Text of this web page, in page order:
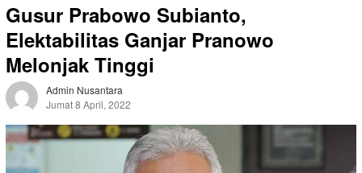
Gusur Prabowo Subianto,
Elektabilitas Ganjar Pranowo
Melonjak Tinggi
Admin Nusantara
Jumat 8 April, 2022